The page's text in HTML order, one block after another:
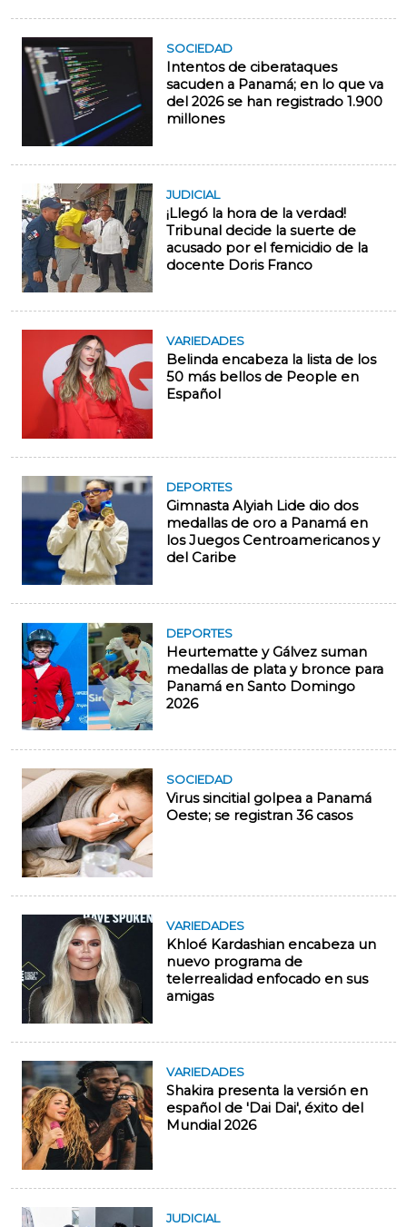
SOCIEDAD
Intentos de ciberataques
sacuden a Panamá; en lo que va
del 2026 se han registrado 1.900
millones
JUDICIAL
¡Llegó la hora de la verdad!
Tribunal decide la suerte de
acusado por el femicidio de la
docente Doris Franco
VARIEDADES
Belinda encabeza la lista de los
50 más bellos de People en
Español
DEPORTES
Gimnasta Alyiah Lide dio dos
medallas de oro a Panamá en
los Juegos Centroamericanos y
del Caribe
DEPORTES
Heurtematte y Gálvez suman
medallas de plata y bronce para
Panamá en Santo Domingo
2026
SOCIEDAD
Virus sincitial golpea a Panamá
Oeste; se registran 36 casos
VARIEDADES
Khloé Kardashian encabeza un
nuevo programa de
telerrealidad enfocado en sus
amigas
VARIEDADES
Shakira presenta la versión en
español de 'Dai Dai', éxito del
Mundial 2026
JUDICIAL